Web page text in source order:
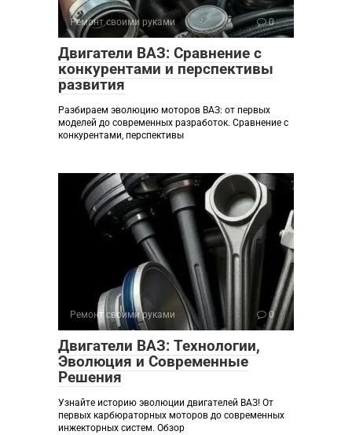
Ремонт своими руками 0
Двигатели ВАЗ: Сравнение с
конкурентами и перспективы
развития
Разбираем эволюцию моторов ВАЗ: от первых
моделей до современных разработок. Сравнение с
конкурентами, перспективы
Ремонт своими руками 0
Двигатели ВАЗ: Технологии,
Эволюция и Современные
Решения
Узнайте историю эволюции двигателей ВАЗ! От
первых карбюраторных моторов до современных
инжекторных систем. Обзор